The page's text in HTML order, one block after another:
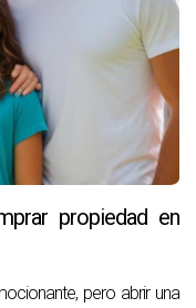
propiedad en
pero abrir una